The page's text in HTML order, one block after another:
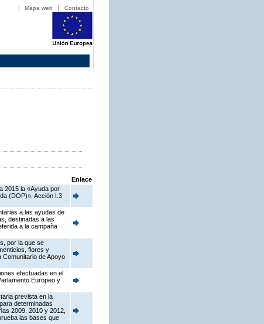
Mapa web Contacto
Enlace
2015 la «Ayuda por
(DOP)», Acción I.3
a las ayudas de
destinadas a las
a la campaña
por la que se
flores y
de Apoyo
efectuadas en el
Europeo y
prevista en la
determinadas
2009, 2010 y 2012,
las bases que